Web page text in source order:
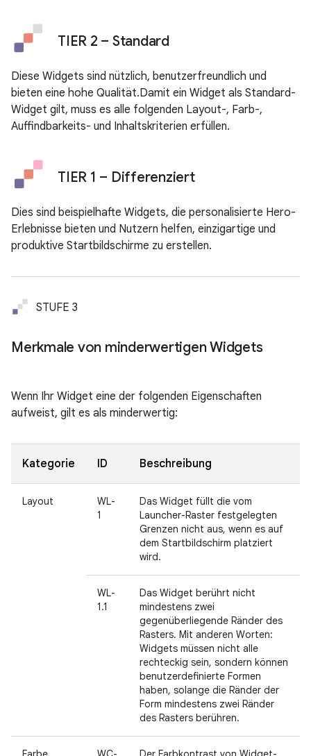
TIER 2 – Standard
Diese Widgets sind nützlich, benutzerfreundlich und
bieten eine hohe Qualität.Damit ein Widget als Standard-
Widget gilt, muss es alle folgenden Layout-, Farb-,
Auffindbarkeits- und Inhaltskriterien erfüllen.
TIER 1 – Differenziert
Dies sind beispielhafte Widgets, die personalisierte Hero-
Erlebnisse bieten und Nutzern helfen, einzigartige und
produktive Startbildschirme zu erstellen.
STUFE 3
Merkmale von minderwertigen Widgets
Wenn Ihr Widget eine der folgenden Eigenschaften
aufweist, gilt es als minderwertig:
Kategorie ID Beschreibung
Layout
WL-
1
Das Widget füllt die vom
Launcher-Raster festgelegten
Grenzen nicht aus, wenn es auf
dem Startbildschirm platziert
wird.
WL-
1.1
Das Widget berührt nicht
mindestens zwei
gegenüberliegende Ränder des
Rasters. Mit anderen Worten:
Widgets müssen nicht alle
rechteckig sein, sondern können
benutzerdefinierte Formen
haben, solange die Ränder der
Form mindestens zwei Ränder
des Rasters berühren.